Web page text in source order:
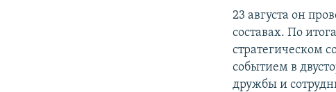
23 августа он
составах. По
стратегическом
событием в
дружбы и